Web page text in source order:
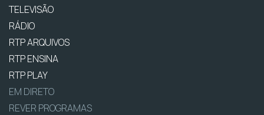
TELEVISÃO
RÁDIO
RTP ARQUIVOS
RTP ENSINA
RTP PLAY
EM DIRETO
REVER PROGRAMAS